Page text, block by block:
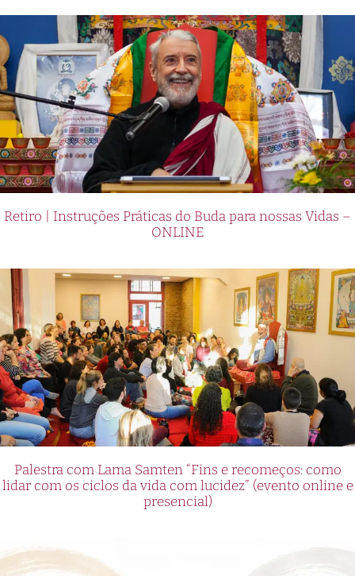
Retiro | Instruções Práticas do Buda para nossas Vidas –
ONLINE
Palestra com Lama Samten “Fins e recomeços: como
lidar com os ciclos da vida com lucidez” (evento online e
presencial)